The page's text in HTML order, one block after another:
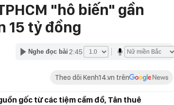
"hô biến" gần
15 tỷ đồng
Nghe đọc bài 2:45
Theo dõi Kenh14.vn trên
gốc từ các tiệm cầm đồ, Tân thuê